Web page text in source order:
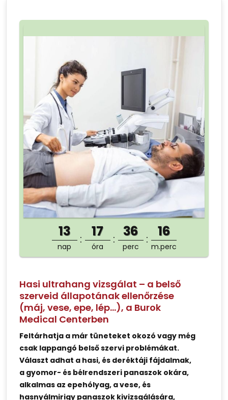
13
nap
17
óra
36
perc
16
m.perc
Hasi ultrahang vizsgálat – a belső
szerveid állapotának ellenőrzése
(máj, vese, epe, lép…), a Burok
Medical Centerben
Feltárhatja a már tüneteket okozó vagy még
csak lappangó belső szervi problémákat.
Választ adhat a hasi, és deréktáji fájdalmak,
a gyomor- és bélrendszeri panaszok okára,
alkalmas az epehólyag, a vese, és
hasnyálmirigy panaszok kivizsgálására,